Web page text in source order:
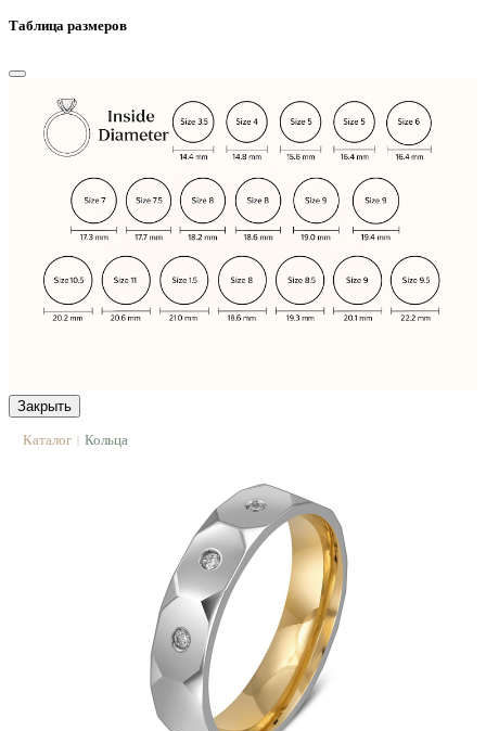
Таблица размеров
Закрыть
Каталог | Кольца